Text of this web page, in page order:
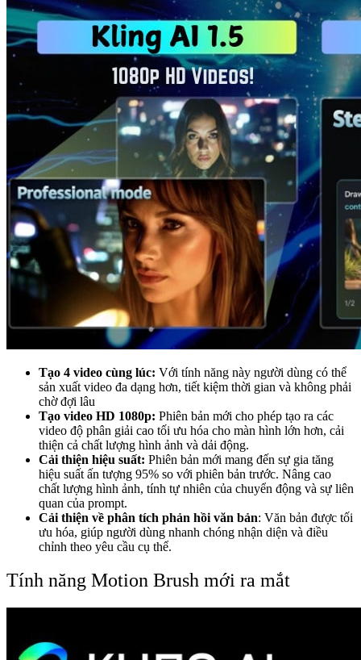
Tạo 4 video cùng lúc: Với tính năng này người dùng có thể
sản xuất video đa dạng hơn, tiết kiệm thời gian và không phải
chờ đợi lâu
Tạo video HD 1080p: Phiên bản mới cho phép tạo ra các
video độ phân giải cao tối ưu hóa cho màn hình lớn hơn, cải
thiện cả chất lượng hình ảnh và dải động.
Cải thiện hiệu suất: Phiên bản mới mang đến sự gia tăng
hiệu suất ấn tượng 95% so với phiên bản trước. Nâng cao
chất lượng hình ảnh, tính tự nhiên của chuyển động và sự liên
quan của prompt.
Cải thiện về phân tích phản hồi văn bản: Văn bản được tối
ưu hóa, giúp người dùng nhanh chóng nhận diện và điều
chỉnh theo yêu cầu cụ thể.
Tính năng Motion Brush mới ra mắt